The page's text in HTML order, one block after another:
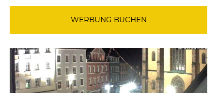
WERBUNG BUCHEN